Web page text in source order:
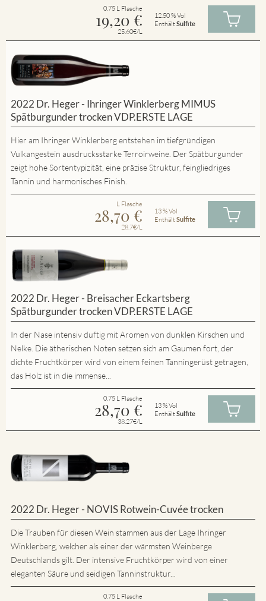
0.75 L Flasche
19,20 €
25.60€/L
12.50 % Vol
EnthältSulfite
2022 Dr. Heger - Ihringer Winklerberg MIMUS
Spätburgunder trocken VDP.ERSTE LAGE
Hier am Ihringer Winklerberg entstehen im tiefgründigen
Vulkangestein ausdrucksstarke Terroirweine. Der Spätburgunder
zeigt hohe Sortentypizität, eine präzise Struktur, feingliedriges
Tannin und harmonisches Finish.
L Flasche
28,70 €
28.7€/L
13 % Vol
EnthältSulfite
2022 Dr. Heger - Breisacher Eckartsberg
Spätburgunder trocken VDP.ERSTE LAGE
In der Nase intensiv duftig mit Aromen von dunklen Kirschen und
Nelke. Die ätherischen Noten setzen sich am Gaumen fort, der
dichte Fruchtkörper wird von einem feinen Tanningerüst getragen,
das Holz ist in die immense...
0.75 L Flasche
28,70 €
38.27€/L
13 % Vol
EnthältSulfite
2022 Dr. Heger - NOVIS Rotwein-Cuvée trocken
Die Trauben für diesen Wein stammen aus der Lage Ihringer
Winklerberg, welcher als einer der wärmsten Weinberge
Deutschlands gilt. Der intensive Fruchtkörper wird von einer
eleganten Säure und seidigen Tanninstruktur...
0.75 L Flasche